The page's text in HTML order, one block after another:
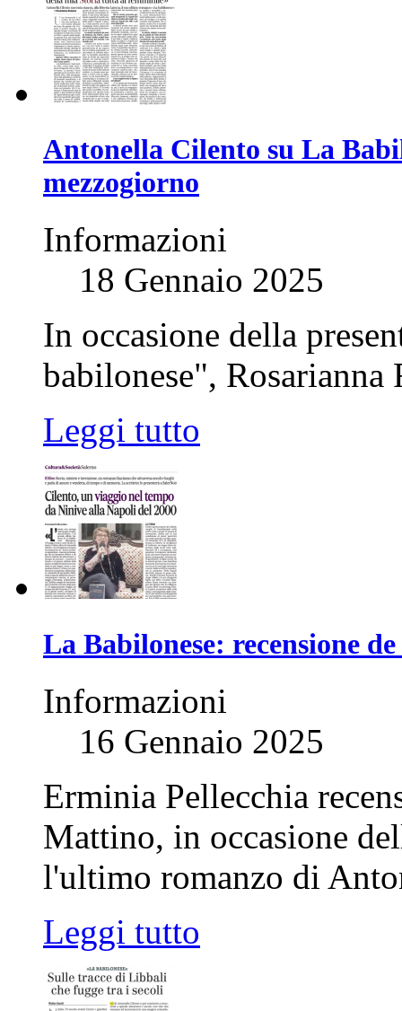
Antonella Cilento su La
mezzogiorno
Informazioni
18 Gennaio 2025
In occasione della
babilonese",
Leggi tutto
La Babilonese: recensione
Informazioni
16 Gennaio 2025
Erminia Pellecchia
Mattino, in occasione
l'ultimo romanzo di
Leggi tutto